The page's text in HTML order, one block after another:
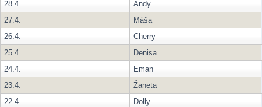
28.4.
Andy
27.4.
Máša
26.4.
Cherry
25.4.
Denisa
24.4.
Eman
23.4.
Žaneta
22.4.
Dolly